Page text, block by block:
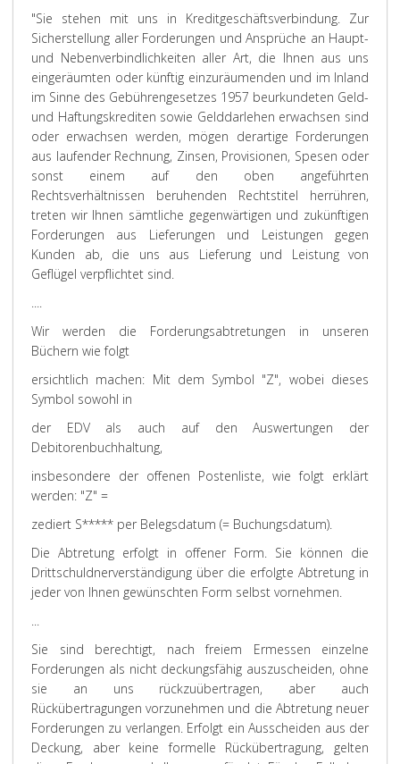
"Sie stehen mit uns in Kreditgeschäftsverbindung. Zur
Sicherstellung aller Forderungen und Ansprüche an Haupt-
und Nebenverbindlichkeiten aller Art, die Ihnen aus uns
eingeräumten oder künftig einzuräumenden und im Inland
im Sinne des Gebührengesetzes 1957 beurkundeten Geld-
und Haftungskrediten sowie Gelddarlehen erwachsen sind
oder erwachsen werden, mögen derartige Forderungen
aus laufender Rechnung, Zinsen, Provisionen, Spesen oder
sonst einem auf den oben angeführten
Rechtsverhältnissen beruhenden Rechtstitel herrühren,
treten wir Ihnen sämtliche gegenwärtigen und zukünftigen
Forderungen aus Lieferungen und Leistungen gegen
Kunden ab, die uns aus Lieferung und Leistung von
Geflügel verpflichtet sind.
....
Wir werden die Forderungsabtretungen in unseren
Büchern wie folgt
ersichtlich machen: Mit dem Symbol "Z", wobei dieses
Symbol sowohl in
der EDV als auch auf den Auswertungen der
Debitorenbuchhaltung,
insbesondere der offenen Postenliste, wie folgt erklärt
werden: "Z" =
zediert S***** per Belegsdatum (= Buchungsdatum).
Die Abtretung erfolgt in offener Form. Sie können die
Drittschuldnerverständigung über die erfolgte Abtretung in
jeder von Ihnen gewünschten Form selbst vornehmen.
...
Sie sind berechtigt, nach freiem Ermessen einzelne
Forderungen als nicht deckungsfähig auszuscheiden, ohne
sie an uns rückzuübertragen, aber auch
Rückübertragungen vorzunehmen und die Abtretung neuer
Forderungen zu verlangen. Erfolgt ein Ausscheiden aus der
Deckung, aber keine formelle Rückübertragung, gelten